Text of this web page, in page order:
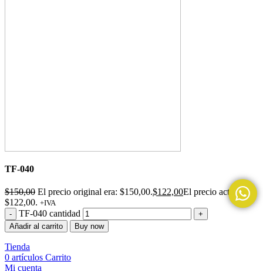
TF-040
$150,00 El precio original era: $150,00.$122,00El precio actual es:
$122,00. +IVA
TF-040 cantidad
Añadir al carrito Buy now
Tienda
0 artículos Carrito
Mi cuenta